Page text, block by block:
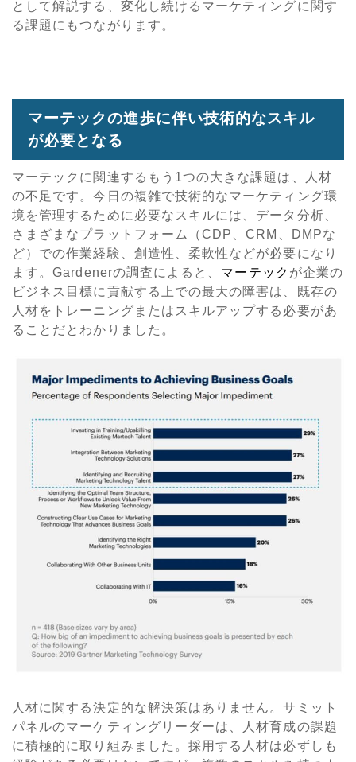
として解説する、変化し続けるマーケティングに関す
る課題にもつながります。
マーテックの進歩に伴い技術的なスキル
が必要となる
マーテックに関連するもう1つの大きな課題は、人材
の不足です。今日の複雑で技術的なマーケティング環
境を管理するために必要なスキルには、データ分析、
さまざまなプラットフォーム（CDP、CRM、DMPな
ど）での作業経験、創造性、柔軟性などが必要になり
ます。Gardenerの調査によると、 マーテック が企業の
ビジネス目標に貢献する上での最大の障害は、既存の
人材をトレーニングまたはスキルアップする必要があ
ることだとわかりました。
人材に関する決定的な解決策はありません。サミット
パネルのマーケティングリーダーは、人材育成の課題
に積極的に取り組みました。採用する人材は必ずしも